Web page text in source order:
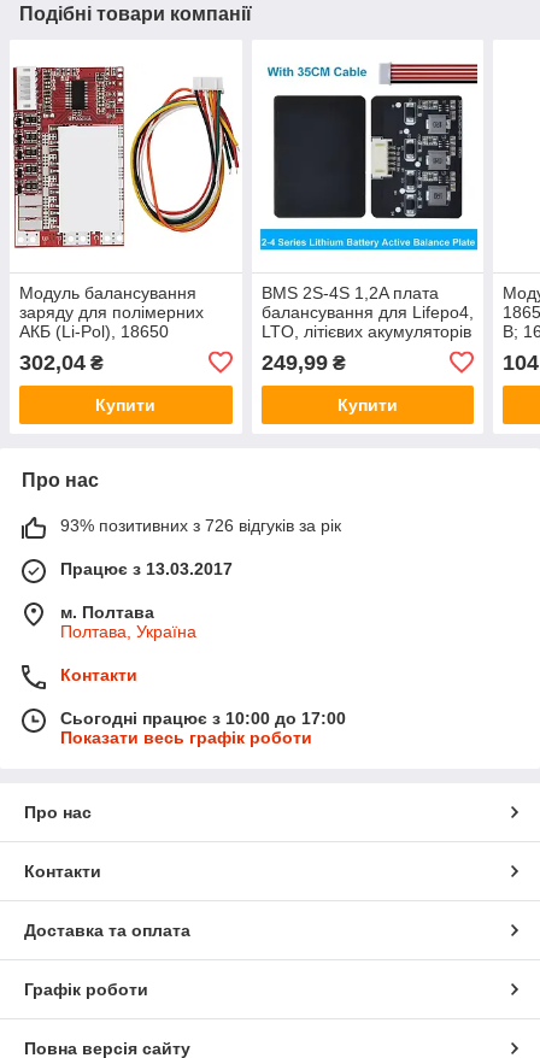
Подібні товари компанії
Модуль балансування
заряду для полімерних
АКБ (Li-Pol), 18650
302,04 ₴
Купити
BMS 2S-4S 1,2A плата
балансування для Lifepo4,
LTO, літієвих акумуляторів
249,99₴
Купити
В;
Про нас
93% позитивних з 726 відгуків за рік
Працює з 13.03.2017
м. Полтава
Полтава, Україна
Контакти
Сьогодні працює з 10:00 до 17:00
Показати весь графік роботи
Про нас
Контакти
Доставка та оплата
Графік роботи
Повна версія сайту